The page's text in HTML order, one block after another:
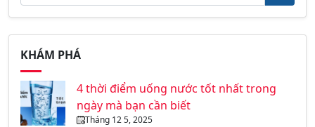
KHÁM PHÁ
4 thời điểm uống nước tốt nhất trong
ngày mà bạn cần biết
Tháng 12 5, 2025